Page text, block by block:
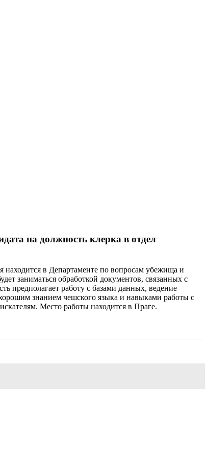
на должность клерка в отдел
находится в Департаменте по вопросам убежища и
заниматься обработкой документов, связанных с
предполагает работу с базами данных, ведение
знанием чешского языка и навыками работы с
Место работы находится в Праге.